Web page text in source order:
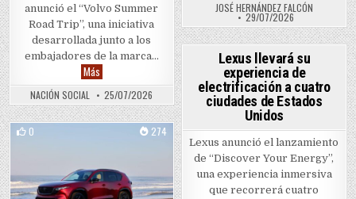
JOSÉ HERNÁNDEZ FALCÓN
29/07/2026
anunció el “Volvo Summer
Road Trip”, una iniciativa
desarrollada junto a los
embajadores de la marca…
MásVolvo Puerto Rico lanza “Volvo Summer Road Trip” para
NACIÓN SOCIAL 25/07/2026
Posted in
Lexus llevará su
experiencia de
electrificación a cuatro
ciudades de Estados
Unidos
Lexus anunció el lanzamiento
de “Discover Your Energy”,
una experiencia inmersiva
que recorrerá cuatro
0 274